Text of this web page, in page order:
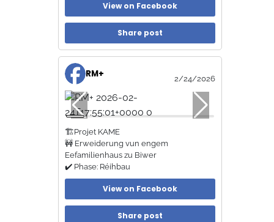
View on Facebook
Share post
RM+ 2/24/2026
🏗️Projet KAME
🚧 Erweiderung vun engem
Eefamilienhaus zu Biwer
✔️ Phase: Réihbau
View on Facebook
Share post